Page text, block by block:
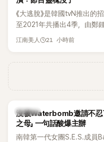
惠、李賢怡、李恩亨，以第
實的生活日常。 節目一開始
邊搭車邊聊天，氣氛輕鬆。
發問：「妳不是上新聞了？說
惠也毫不閃躲，淡定接招，
延燒到過去的爭議。李瑞鎮
當年情況，李智惠終於鬆口
術。她回憶：「拍了比基尼
了。」為了澄清誤會，她只
《大逃脫》是韓國tvN推出的
至2021年共播出4季，由鄭
（DTCU）」，憑藉燒腦劇情
江南美人 21 小時前
K-POP
沒被Waterbomb邀請不忍
之母」 一句話酸爆主辦
南韓第一代女團S.E.S.成員